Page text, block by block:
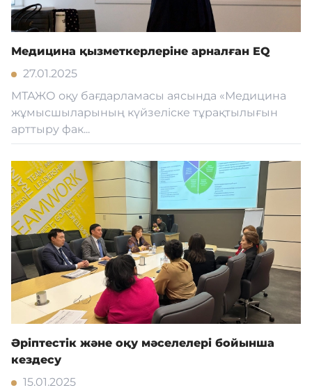
Медицина қызметкерлеріне арналған EQ
27.01.2025
МТАЖО оқу бағдарламасы аясында «Медицина
жұмысшыларының күйзеліске тұрақтылығын
арттыру фак...
Әріптестік және оқу мәселелері бойынша
кездесу
15.01.2025